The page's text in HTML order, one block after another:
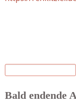
Suchformular
Suche
Bald endende